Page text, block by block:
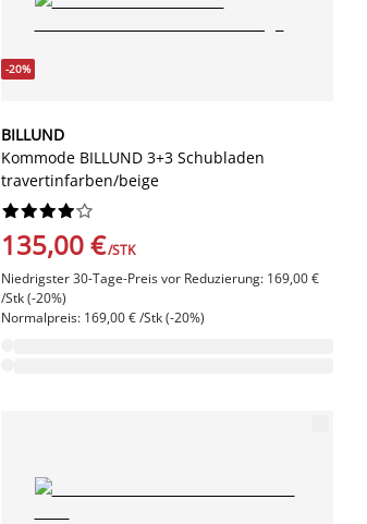
-20%
BILLUND
Kommode BILLUND 3+3 Schubladen
travertinfarben/beige






135,00 €/STK
Niedrigster 30-Tage-Preis vor Reduzierung: 169,00 €
/Stk (-20%)
Normalpreis: 169,00 € /Stk (-20%)